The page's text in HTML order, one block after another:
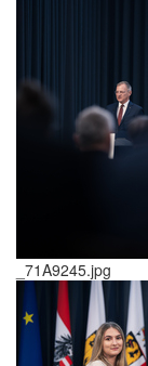
_71A9245.jpg